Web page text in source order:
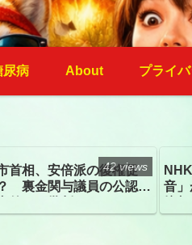
尿病 About プライ
首相、安倍派の復権促
裏金関与議員の公認、
42 views
音」
聴こ